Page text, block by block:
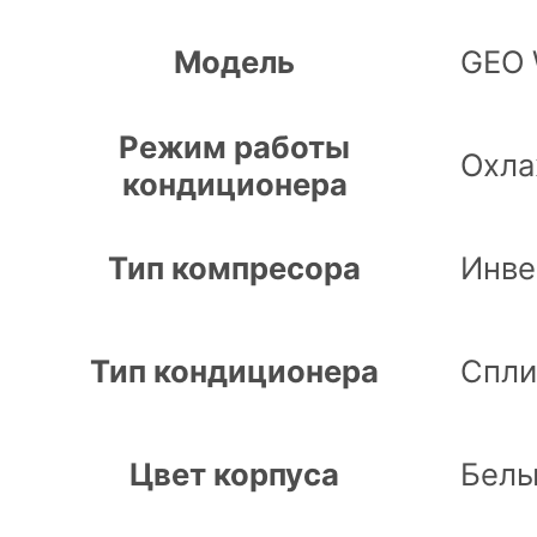
Модель
Режим работы
кондиционера
Тип компресора
Тип кондиционера
Цвет корпуса